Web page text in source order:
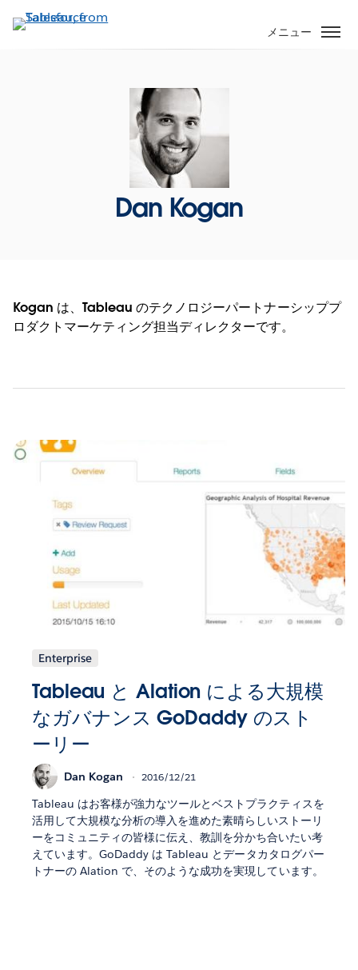
イ
メニュー
Dan Kogan
Kogan は、Tableau のテクノロジーパートナーシッププ
ロダクトマーケティング担当ディレクターです。
Enterprise
Tableau と Alation による大規模
なガバナンス GoDaddy のスト
ーリー
Dan Kogan 2016/12/21
Tableau はお客様が強力なツールとベストプラクティスを
活用して大規模な分析の導入を進めた素晴らしいストーリ
ーをコミュニティの皆様に伝え、教訓を分かち合いたい考
えています。GoDaddy は Tableau とデータカタログパー
トナーの Alation で、そのような成功を実現しています。